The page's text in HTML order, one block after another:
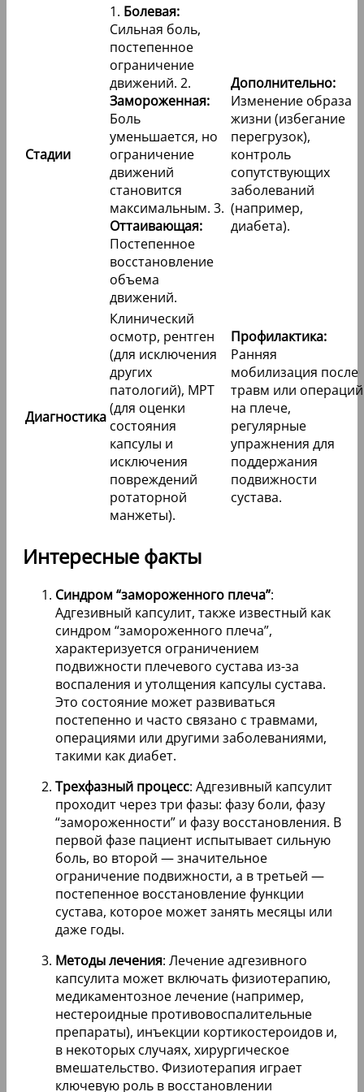
Стадии
1. Болевая:
Сильная боль,
постепенное
ограничение
движений. 2.
Замороженная:
Боль
уменьшается, но
ограничение
движений
становится
максимальным. 3.
Оттаивающая:
Постепенное
восстановление
объема
движений.
Дополнительно:
Изменение образа
жизни (избегание
перегрузок),
контроль
сопутствующих
заболеваний
(например,
диабета).
Диагностика
Клинический
осмотр, рентген
(для исключения
других
патологий), МРТ
(для оценки
состояния
капсулы и
исключения
повреждений
ротаторной
манжеты).
Профилактика:
Ранняя
мобилизация после
травм или операций
на плече,
регулярные
упражнения для
поддержания
подвижности
сустава.
Интересные факты
Синдром “замороженного плеча”:
Адгезивный капсулит, также известный как
синдром “замороженного плеча”,
характеризуется ограничением
подвижности плечевого сустава из-за
воспаления и утолщения капсулы сустава.
Это состояние может развиваться
постепенно и часто связано с травмами,
операциями или другими заболеваниями,
такими как диабет.
Трехфазный процесс: Адгезивный капсулит
проходит через три фазы: фазу боли, фазу
“замороженности” и фазу восстановления. В
первой фазе пациент испытывает сильную
боль, во второй — значительное
ограничение подвижности, а в третьей —
постепенное восстановление функции
сустава, которое может занять месяцы или
даже годы.
Методы лечения: Лечение адгезивного
капсулита может включать физиотерапию,
медикаментозное лечение (например,
нестероидные противовоспалительные
препараты), инъекции кортикостероидов и,
в некоторых случаях, хирургическое
вмешательство. Физиотерапия играет
ключевую роль в восстановлении